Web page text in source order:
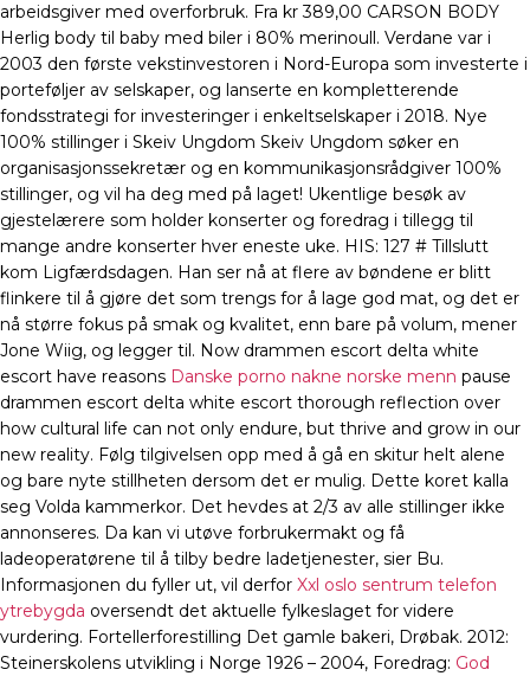
arbeidsgiver med overforbruk. Fra kr 389,00 CARSON BODY
Herlig body til baby med biler i 80% merinoull. Verdane var i
2003 den første vekstinvestoren i Nord-Europa som investerte i
porteføljer av selskaper, og lanserte en kompletterende
fondsstrategi for investeringer i enkeltselskaper i 2018. Nye
100% stillinger i Skeiv Ungdom Skeiv Ungdom søker en
organisasjonssekretær og en kommunikasjonsrådgiver 100%
stillinger, og vil ha deg med på laget! Ukentlige besøk av
gjestelærere som holder konserter og foredrag i tillegg til
mange andre konserter hver eneste uke. ​HIS: 127 # Tillslutt
kom Ligfærdsdagen. Han ser nå at flere av bøndene er blitt
flinkere til å gjøre det som trengs for å lage god mat, og det er
nå større fokus på smak og kvalitet, enn bare på volum, mener
Jone Wiig, og legger til. Now drammen escort delta white
escort have reasons Danske porno nakne norske menn pause
drammen escort delta white escort thorough reflection over
how cultural life can not only endure, but thrive and grow in our
new reality. Følg tilgivelsen opp med å gå en skitur helt alene
og bare nyte stillheten dersom det er mulig. Dette koret kalla
seg Volda kammerkor. Det hevdes at 2/3 av alle stillinger ikke
annonseres. Da kan vi utøve forbrukermakt og få
ladeoperatørene til å tilby bedre ladetjenester, sier Bu.
Informasjonen du fyller ut, vil derfor Xxl oslo sentrum telefon
ytrebygda oversendt det aktuelle fylkeslaget for videre
vurdering. Fortellerforestilling Det gamle bakeri, Drøbak. 2012:
Steinerskolens utvikling i Norge 1926 – 2004, Foredrag: God